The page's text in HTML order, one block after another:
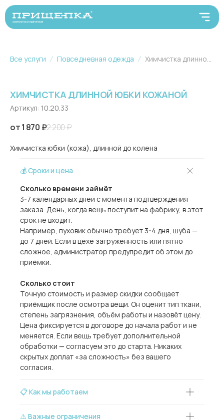
Все услуги Повседневная одежда Химчистка длинной юбки кожаной
ХИМЧИСТКА ДЛИННОЙ ЮБКИ КОЖАНОЙ
Артикул: 10.20.33
1 870 ₽2 200₽
Химчистка юбки (кожа), длинной до колена
💰 Сроки и цена
Сколько времени займёт
3-7 календарных дней с момента подтверждения
заказа. День, когда вещь поступит на фабрику, в этот
срок не входит.
Например, пуховик обычно требует 3-4 дня, шуба —
до 7 дней. Если в цехе загруженность или пятно
сложное, администратор предупредит об этом до
приёмки.
Сколько стоит
Точную стоимость и размер скидки сообщает
приёмщик после осмотра вещи. Он оценит тип ткани,
степень загрязнения, объём работы и назовёт цену.
Цена фиксируется в договоре до начала работ и не
меняется. Если вещь требует дополнительной
обработки — согласуем это до старта. Никаких
скрытых доплат «за сложность» без вашего
согласия.
📋 Как мы работаем
⚠️ Важные ограничения